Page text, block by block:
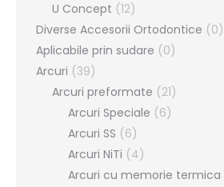
U Concept (12)
Diverse Accesorii Ortodontice (0)
Aplicabile prin sudare (0)
Arcuri (39)
Arcuri preformate (21)
Arcuri Speciale (6)
Arcuri SS (6)
Arcuri NiTi (4)
Arcuri cu memorie termica